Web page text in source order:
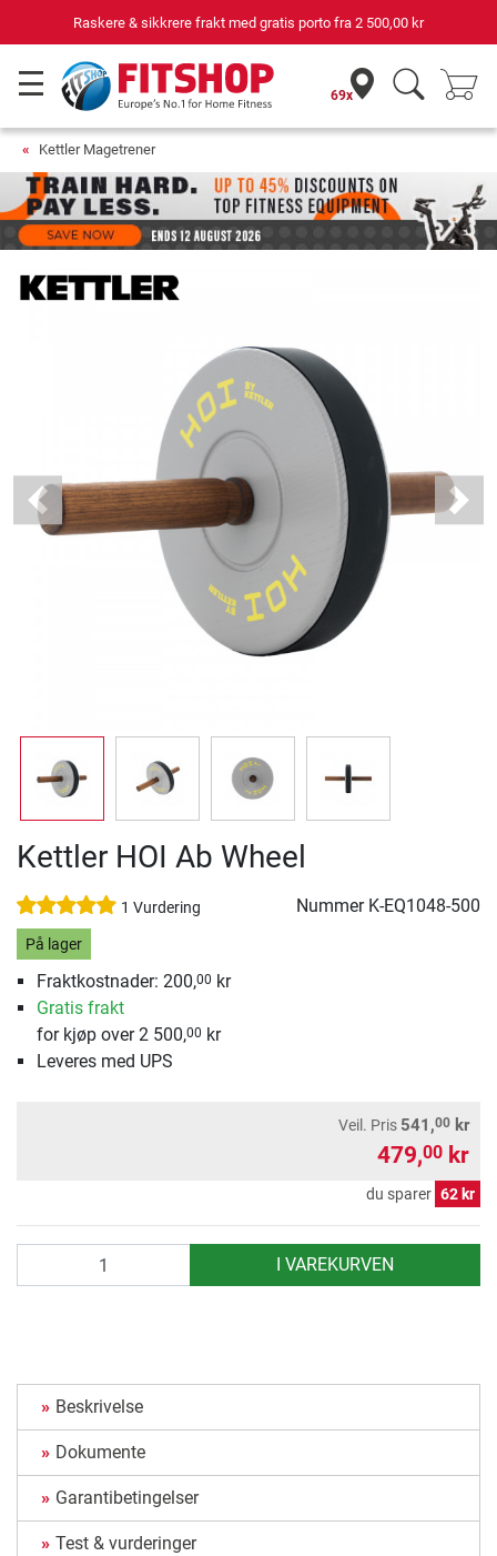
Raskere & sikkrere frakt med gratis porto fra 2 500,00 kr
69x
Kettler Magetrener
Previous Next
Kettler HOI Ab Wheel
1 Vurdering Nummer K-EQ1048-500
På lager
Fraktkostnader: 200,00 kr
Gratis frakt
for kjøp over 2 500,00 kr
Leveres med UPS
Veil. Pris 541,00 kr
479,00 kr
du sparer 62 kr
I VAREKURVEN
Beskrivelse
Dokumente
Garantibetingelser
Test & vurderinger